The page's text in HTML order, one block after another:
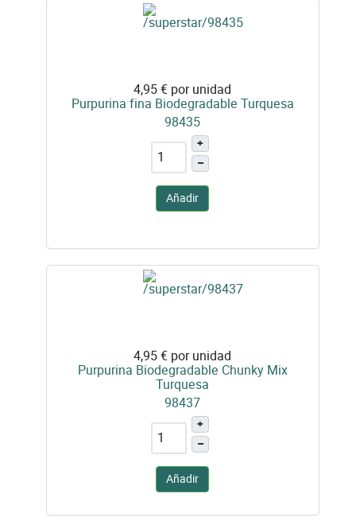
4,95 € por unidad
Purpurina fina Biodegradable Turquesa
98435
+
–
Añadir
4,95 € por unidad
Purpurina Biodegradable Chunky Mix
Turquesa
98437
+
–
Añadir